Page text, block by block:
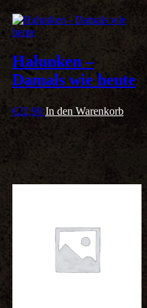
Halunken –
Damals wie heute
€22,90 In den Warenkorb